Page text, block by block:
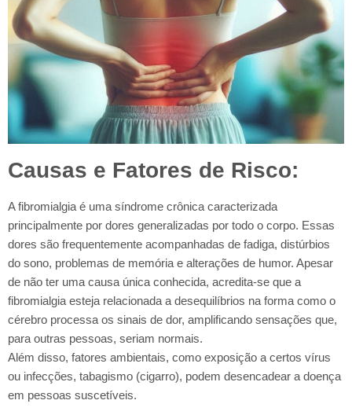
Causas e Fatores de Risco:
A fibromialgia é uma síndrome crônica caracterizada
principalmente por dores generalizadas por todo o corpo. Essas
dores são frequentemente acompanhadas de fadiga, distúrbios
do sono, problemas de memória e alterações de humor. Apesar
de não ter uma causa única conhecida, acredita-se que a
fibromialgia esteja relacionada a desequilíbrios na forma como o
cérebro processa os sinais de dor, amplificando sensações que,
para outras pessoas, seriam normais.
Além disso, fatores ambientais, como exposição a certos vírus
ou infecções, tabagismo (cigarro), podem desencadear a doença
em pessoas suscetíveis.